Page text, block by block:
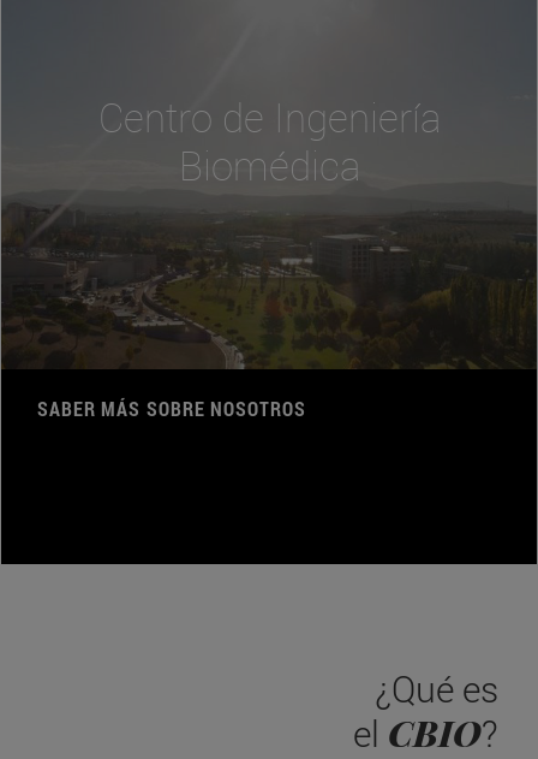
Centro de Ingeniería
Biomédica
SABER MÁS SOBRE NOSOTROS
¿Qué es
el CBIO?